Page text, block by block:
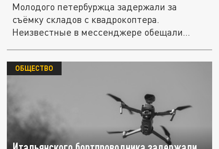
Молодого петербуржца задержали за
съёмку складов с квадрокоптера.
Неизвестные в мессенджере обещали
ОБЩЕСТВО